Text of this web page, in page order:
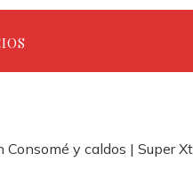
y caldos | Super